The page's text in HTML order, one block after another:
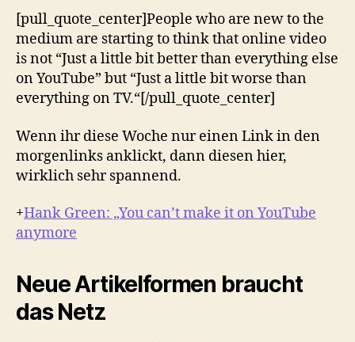
[pull_quote_center]People who are new to the
medium are starting to think that online video
is not “Just a little bit better than everything else
on YouTube” but “Just a little bit worse than
everything on TV.“[/pull_quote_center]
Wenn ihr diese Woche nur einen Link in den
morgenlinks anklickt, dann diesen hier,
wirklich sehr spannend.
+Hank Green: „You can’t make it on YouTube
anymore
Neue Artikelformen braucht
das Netz